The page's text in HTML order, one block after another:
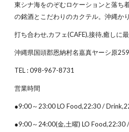
東シナ海をのぞむロケーションと落ち
の銘酒とこだわりのカクテル。沖縄か
打ち合わせ,カフェ(CAFE),接待,癒しに最
沖縄県国頭郡恩納村名嘉真ヤーシ原
TEL : 098-967-8731
営業時間
●9:00～23:00 LO Food,22:30 /
●9:00～24:00(金,土曜) LO Food,22:30